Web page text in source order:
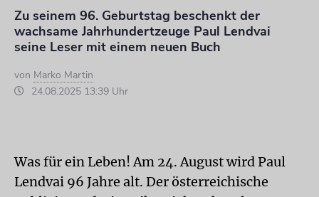
Zu seinem 96. Geburtstag beschenkt der
wachsame Jahrhundertzeuge Paul Lendvai
seine Leser mit einem neuen Buch
von Marko Martin
24.08.2025 13:39 Uhr
Was für ein Leben! Am 24. August wird Paul
Lendvai 96 Jahre alt. Der österreichische